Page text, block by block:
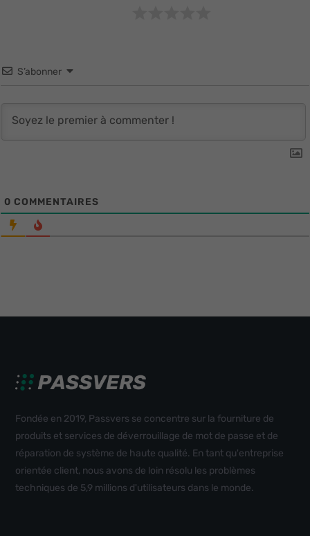
S’abonner
0 COMMENTAIRES
Fondée en 2019, Passvers se concentre sur la fourniture de
produits et services de déverrouillage de mot de passe et de
réparation de système de haute qualité. En tant qu'entreprise
orientée client, nous avons de loin résolu les problèmes
techniques de 5,9 millions d'utilisateurs dans le monde.